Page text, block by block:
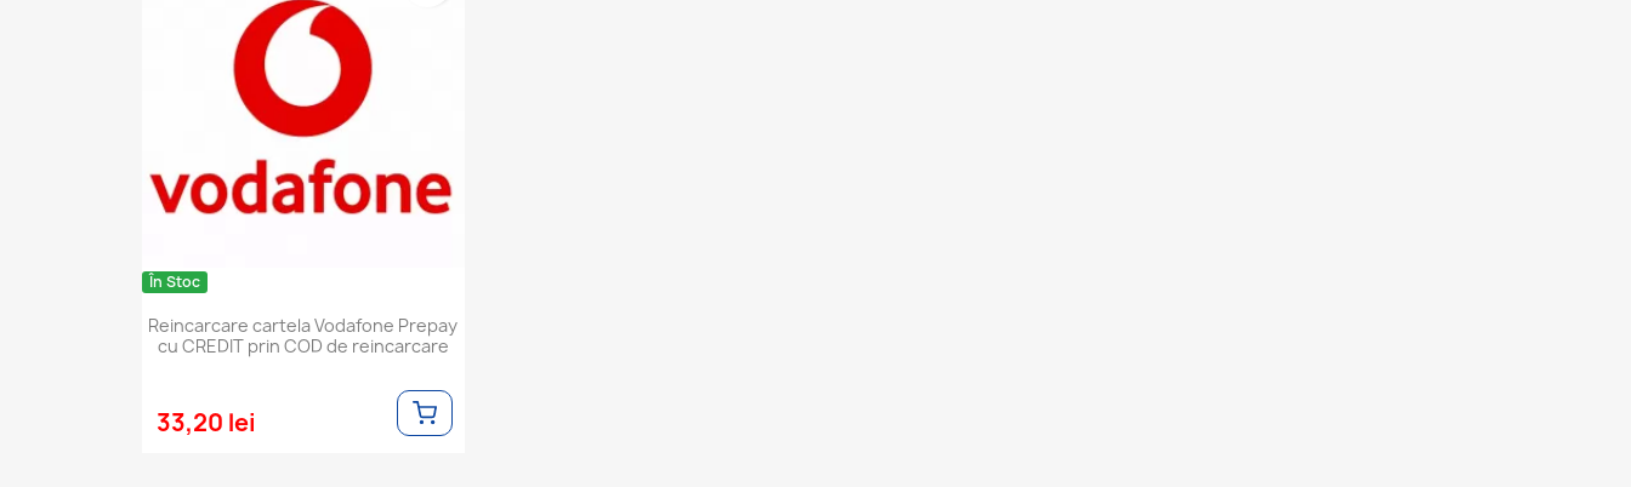
În Stoc
Reincarcare cartela Vodafone Prepay
cu CREDIT prin COD de reincarcare
33,20 lei